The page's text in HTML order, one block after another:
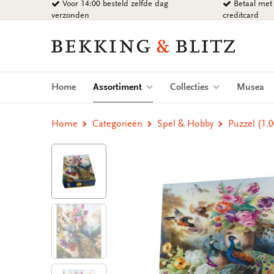
naar
Voor 14:00 besteld zelfde dag
verzonden
Betaal
creditcard
Bekking
Blitz
Uitgevers
Home Assortiment (current)Collecties Musea
Home Categorieën Spel & Hobby Puzzel